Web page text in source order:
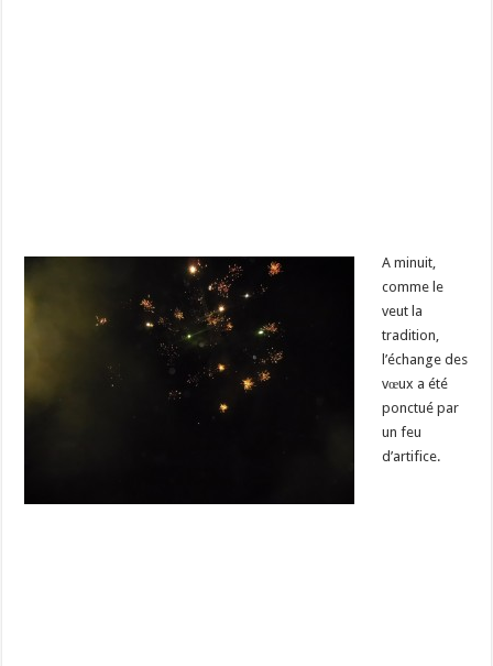
A minuit,
comme le
veut la
tradition,
l’échange des
vœux a été
ponctué par
un feu
d’artifice.